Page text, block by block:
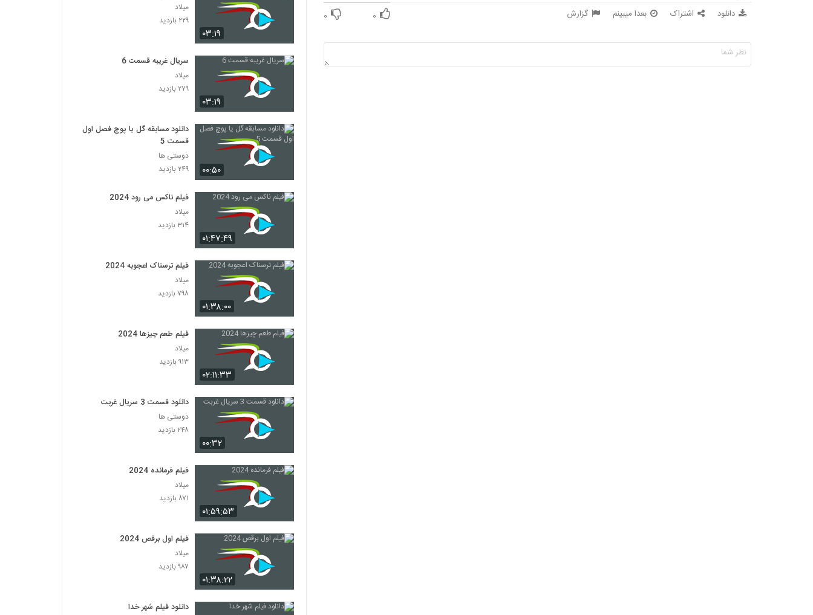
دانلود اشتراک بعدا میبینم گزارش ۰ ۰
۰۳:۱۹
میلاد
۲۲۹ بازدید
۰۳:۱۹
سریال غریبه قسمت 6
میلاد
۲۷۹ بازدید
۰۰:۵۰
دانلود مسابقه گل یا پوچ فصل اول
قسمت 5
دوستی ها
۲۴۹ بازدید
۰۱:۴۷:۴۹
فیلم ناکس می رود 2024
میلاد
۳۱۴ بازدید
۰۱:۳۸:۰۰
فیلم ترسناک اعجوبه 2024
میلاد
۷۹۸ بازدید
۰۲:۱۱:۳۳
فیلم طعم چیزها 2024
میلاد
۹۱۳ بازدید
۰۰:۳۲
دانلود قسمت 3 سریال غربت
دوستی ها
۲۴۸ بازدید
۰۱:۵۹:۵۳
فیلم فرمانده 2024
میلاد
۸۷۱ بازدید
۰۱:۳۸:۲۲
فیلم اول برقص 2024
میلاد
۹۸۷ بازدید
دانلود فیلم شهر خدا